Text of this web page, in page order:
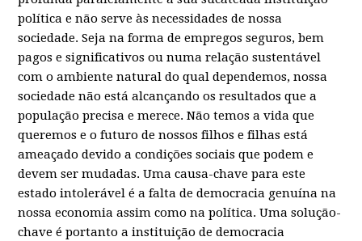
política e não serve às necessidades de nossa
sociedade. Seja na forma de empregos seguros, bem
pagos e significativos ou numa relação sustentável
com o ambiente natural do qual dependemos, nossa
sociedade não está alcançando os resultados que a
população precisa e merece. Não temos a vida que
queremos e o futuro de nossos filhos e filhas está
ameaçado devido a condições sociais que podem e
devem ser mudadas. Uma causa-chave para este
estado intolerável é a falta de democracia genuína na
nossa economia assim como na política. Uma solução-
chave é portanto a instituição de democracia